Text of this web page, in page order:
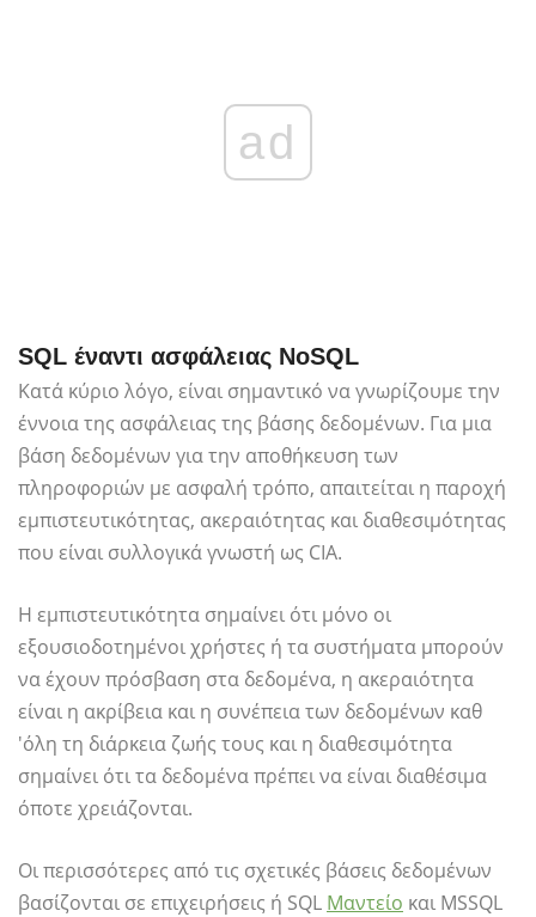
ad
SQL έναντι ασφάλειας NoSQL
Κατά κύριο λόγο, είναι σημαντικό να γνωρίζουμε την
έννοια της ασφάλειας της βάσης δεδομένων. Για μια
βάση δεδομένων για την αποθήκευση των
πληροφοριών με ασφαλή τρόπο, απαιτείται η παροχή
εμπιστευτικότητας, ακεραιότητας και διαθεσιμότητας
που είναι συλλογικά γνωστή ως CIA.
Η εμπιστευτικότητα σημαίνει ότι μόνο οι
εξουσιοδοτημένοι χρήστες ή τα συστήματα μπορούν
να έχουν πρόσβαση στα δεδομένα, η ακεραιότητα
είναι η ακρίβεια και η συνέπεια των δεδομένων καθ
'όλη τη διάρκεια ζωής τους και η διαθεσιμότητα
σημαίνει ότι τα δεδομένα πρέπει να είναι διαθέσιμα
όποτε χρειάζονται.
Οι περισσότερες από τις σχετικές βάσεις δεδομένων
βασίζονται σε επιχειρήσεις ή SQL Μαντείο και MSSQL